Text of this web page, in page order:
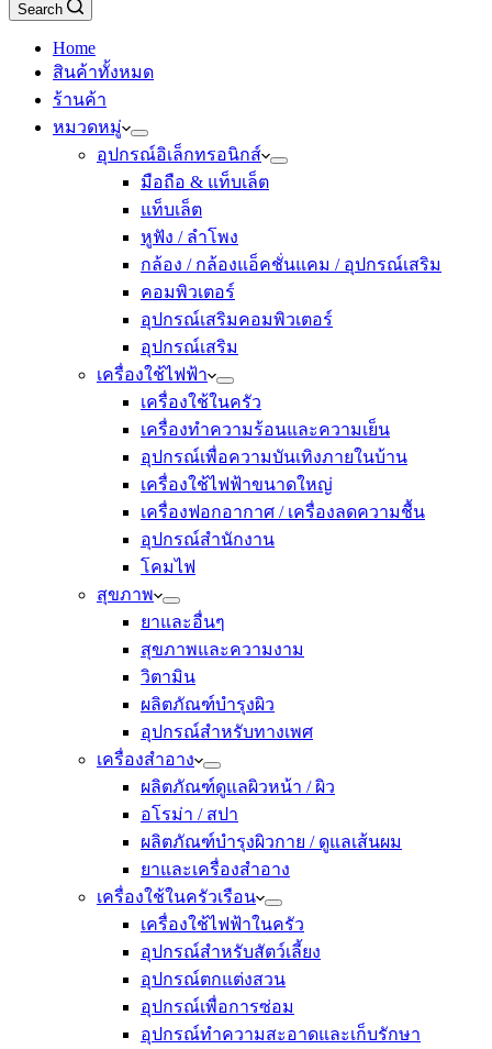
Search
Home
สินค้าทั้งหมด
ร้านค้า
หมวดหมู่
อุปกรณ์อิเล็กทรอนิกส์
มือถือ & แท็บเล็ต
แท็บเล็ต
หูฟัง / ลำโพง
กล้อง / กล้องแอ็คชั่นแคม / อุปกรณ์เสริม
คอมพิวเตอร์
อุปกรณ์เสริมคอมพิวเตอร์
อุปกรณ์เสริม
เครื่องใช้ไฟฟ้า
เครื่องใช้ในครัว
เครื่องทำความร้อนและความเย็น
อุปกรณ์เพื่อความบันเทิงภายในบ้าน
เครื่องใช้ไฟฟ้าขนาดใหญ่
เครื่องฟอกอากาศ / เครื่องลดความชื้น
อุปกรณ์สำนักงาน
โคมไฟ
สุขภาพ
ยาและอื่นๆ
สุขภาพและความงาม
วิตามิน
ผลิตภัณฑ์บำรุงผิว
อุปกรณ์สำหรับทางเพศ
เครื่องสำอาง
ผลิตภัณฑ์ดูแลผิวหน้า / ผิว
อโรม่า / สปา
ผลิตภัณฑ์บำรุงผิวกาย / ดูแลเส้นผม
ยาและเครื่องสำอาง
เครื่องใช้ในครัวเรือน
เครื่องใช้ไฟฟ้าในครัว
อุปกรณ์สำหรับสัตว์เลี้ยง
อุปกรณ์ตกแต่งสวน
อุปกรณ์เพื่อการซ่อม
อุปกรณ์ทำความสะอาดและเก็บรักษา